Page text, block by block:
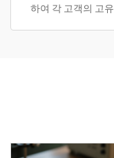
하여 각 고객의 고